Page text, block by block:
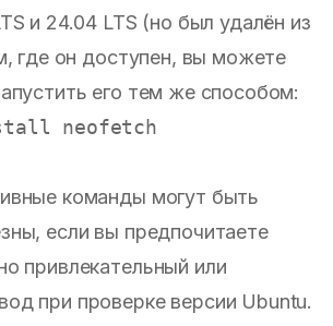
и 24.04 LTS (но был удалён из
где он доступен, вы можете
его тем же способом:
команды могут быть
если вы предпочитаете
привлекательный или
при проверке версии Ubuntu.